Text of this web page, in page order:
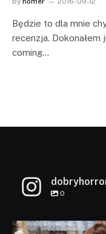
Będzie to dla mnie
recenzja.
coming…
0